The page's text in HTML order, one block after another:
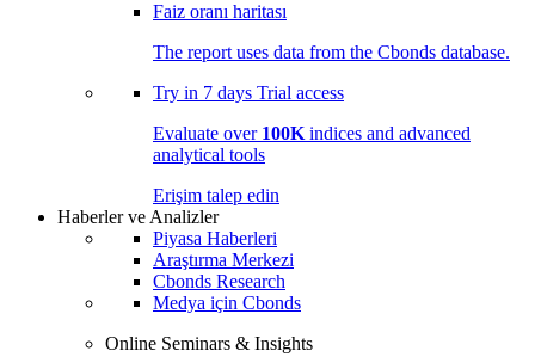
Faiz oranı haritası
The report uses data from the Cbonds database.
Try in 7 days Trial access
Evaluate over 100K indices and advanced
analytical tools
Erişim talep edin
Haberler ve Analizler
Piyasa Haberleri
Araştırma Merkezi
Cbonds Research
Medya için Cbonds
Online Seminars & Insights